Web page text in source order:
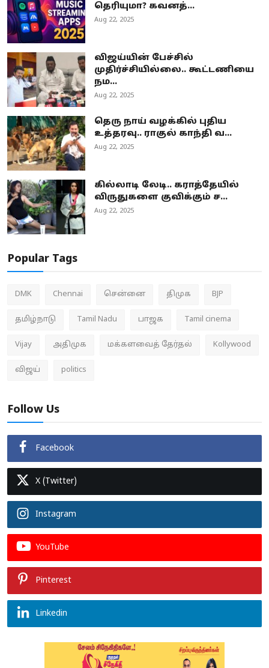
தெரியுமா? கவனத்...
Aug 22, 2025
விஜய்யின் பேச்சில்
முதிர்ச்சியில்லை.. கூட்டணியை
நம...
Aug 22, 2025
தெரு நாய் வழக்கில் புதிய
உத்தரவு.. ராகுல் காந்தி வ...
Aug 22, 2025
கில்லாடி லேடி.. கராத்தேயில்
விருதுகளை குவிக்கும் ச...
Aug 22, 2025
Popular Tags
DMK Chennai சென்னை திமுக BJP
தமிழ்நாடு Tamil Nadu பாஜக Tamil cinema
Vijay அதிமுக மக்களவைத் தேர்தல் Kollywood
விஜய் politics
Follow Us
Facebook
X (Twitter)
Instagram
YouTube
Pinterest
Linkedin